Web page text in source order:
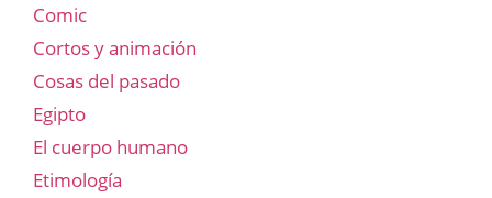
Comic
Cortos y animación
Cosas del pasado
Egipto
El cuerpo humano
Etimología